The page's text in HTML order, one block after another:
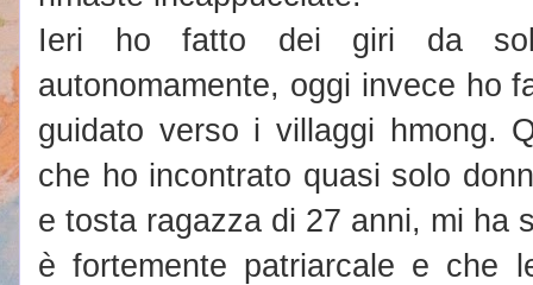
Ieri ho fatto dei giri da
autonomamente, oggi invece ho
guidato verso i villaggi hmong.
che ho incontrato quasi solo
e tosta ragazza di 27 anni, mi ha
è fortemente patriarcale e che